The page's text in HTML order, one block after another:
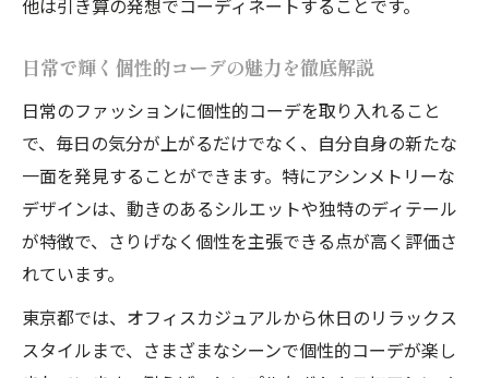
日常で輝く個性的コーデの魅力を徹底解説
日常のファッションに個性的コーデを取り入れること
で、毎日の気分が上がるだけでなく、自分自身の新たな
一面を発見することができます。特にアシンメトリーな
デザインは、動きのあるシルエットや独特のディテール
が特徴で、さりげなく個性を主張できる点が高く評価さ
れています。
東京都では、オフィスカジュアルから休日のリラックス
スタイルまで、さまざまなシーンで個性的コーデが楽し